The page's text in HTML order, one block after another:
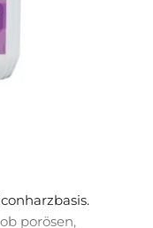
porösen,